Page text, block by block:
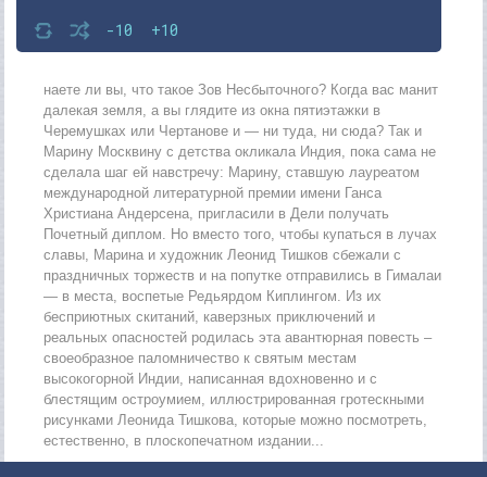
-10 +10
наете ли вы, что такое Зов Несбыточного? Когда вас манит
далекая земля, а вы глядите из окна пятиэтажки в
Черемушках или Чертанове и — ни туда, ни сюда? Так и
Марину Москвину с детства окликала Индия, пока сама не
сделала шаг ей навстречу: Марину, ставшую лауреатом
международной литературной премии имени Ганса
Христиана Андерсена, пригласили в Дели получать
Почетный диплом. Но вместо того, чтобы купаться в лучах
славы, Марина и художник Леонид Тишков сбежали с
праздничных торжеств и на попутке отправились в Гималаи
— в места, воспетые Редьярдом Киплингом. Из их
бесприютных скитаний, каверзных приключений и
реальных опасностей родилась эта авантюрная повесть –
своеобразное паломничество к святым местам
высокогорной Индии, написанная вдохновенно и с
блестящим остроумием, иллюстрированная гротескными
рисунками Леонида Тишкова, которые можно посмотреть,
естественно, в плоскопечатном издании...